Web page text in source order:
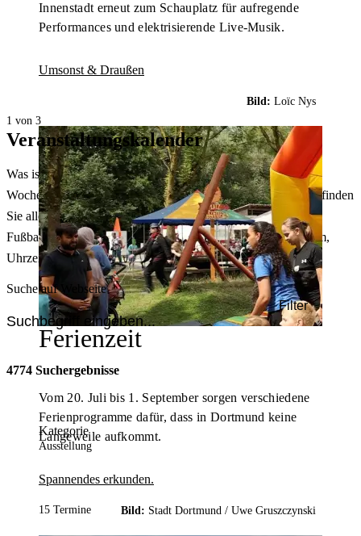
Innenstadt erneut zum Schauplatz für aufregende
Performances und elektrisierende Live-Musik.
Umsonst & Draußen
Bild: Loïc Nys
Ferienzeit
Vom 20. Juli bis 1. September sorgen verschiedene
Ferienprogramme dafür, dass in Dortmund keine
Langeweile aufkommt.
Spannendes erkunden.
Bild: Stadt Dortmund / Uwe Gruszczynski
1 von 3
Veranstaltungskalender
Was ist heute in Dortmund los? Welche Konzerte gibt es am
Wochenende? Im größten Veranstaltungskalender Dortmunds finden
Sie alle Events – von der Stadt- oder Museumsführung übers
Fußballspiel bis zum Flohmarkt. Sie können dabei nach Datum,
Uhrzeit, Ort oder Art der Veranstaltung auswählen. Viel Spaß!
Suche auf Webseite
Filter
4774 Suchergebnisse
Kategorie
Ausstellung
15 Termine